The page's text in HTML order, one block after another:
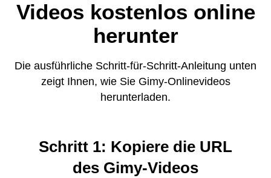
Videos kostenlos online
herunter
Die ausführliche Schritt-für-Schritt-Anleitung unten
zeigt Ihnen, wie Sie Gimy-Onlinevideos
herunterladen.
Schritt 1: Kopiere die URL
des Gimy-Videos